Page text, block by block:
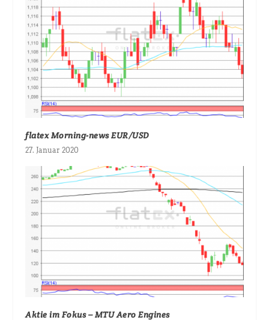
flatex Morning-news EUR/USD
27. Januar 2020
Aktie im Fokus – MTU Aero Engines